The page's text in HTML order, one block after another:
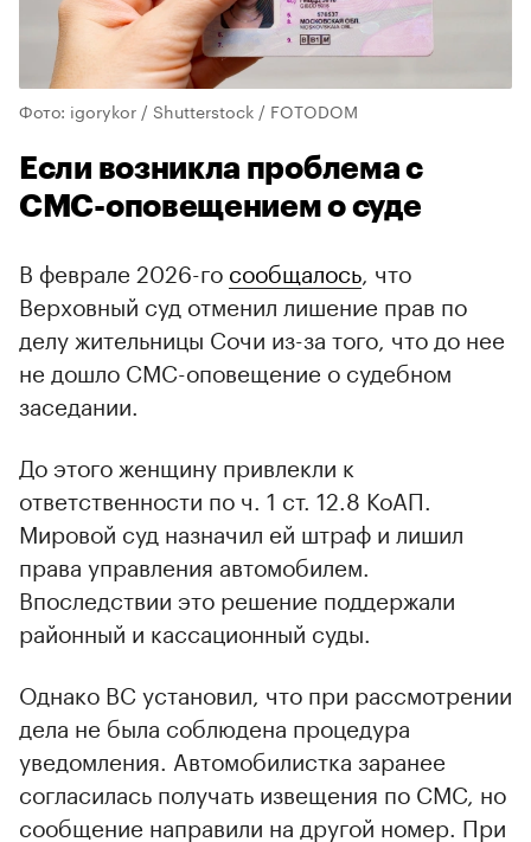
Фото: igorykor / Shutterstock / FOTODOM
Если возникла проблема с
СМС-оповещением о суде
В феврале 2026-го сообщалось, что
Верховный суд отменил лишение прав по
делу жительницы Сочи из-за того, что до нее
не дошло СМС-оповещение о судебном
заседании.
До этого женщину привлекли к
ответственности по ч. 1 ст. 12.8 КоАП.
Мировой суд назначил ей штраф и лишил
права управления автомобилем.
Впоследствии это решение поддержали
районный и кассационный суды.
Однако ВС установил, что при рассмотрении
дела не была соблюдена процедура
уведомления. Автомобилистка заранее
согласилась получать извещения по СМС, но
сообщение направили на другой номер. При